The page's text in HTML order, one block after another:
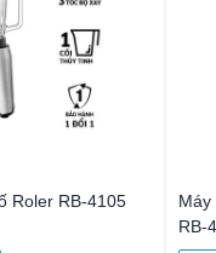
Roler RB-4105
Máy
RB-